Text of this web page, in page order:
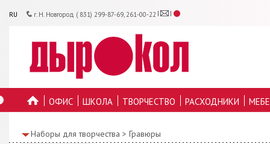
RU г. Н. Новгород ( 831) 299-87-69, 261-00-22
ОФИС ШКОЛА ТВОРЧЕСТВО РАСХОДНИКИ
Наборы для творчества > Гравюры